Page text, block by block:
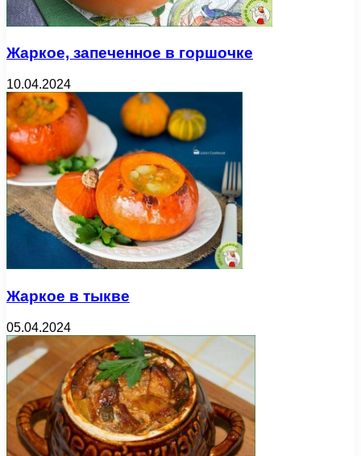
Жаркое, запеченное в горшочке
10.04.2024
Жаркое в тыкве
05.04.2024